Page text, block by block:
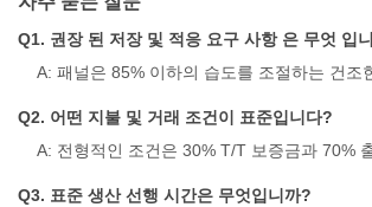
Q1. 권장 된 저장 및 적응 요구 사항 은 무엇 입
A: 패널은 85% 이하의 습도를 조절하는 건
Q2. 어떤 지불 및 거래 조건이 표준입니다?
A: 전형적인 조건은 30% T/T 보증금과 70%
Q3. 표준 생산 선행 시간은 무엇입니까?